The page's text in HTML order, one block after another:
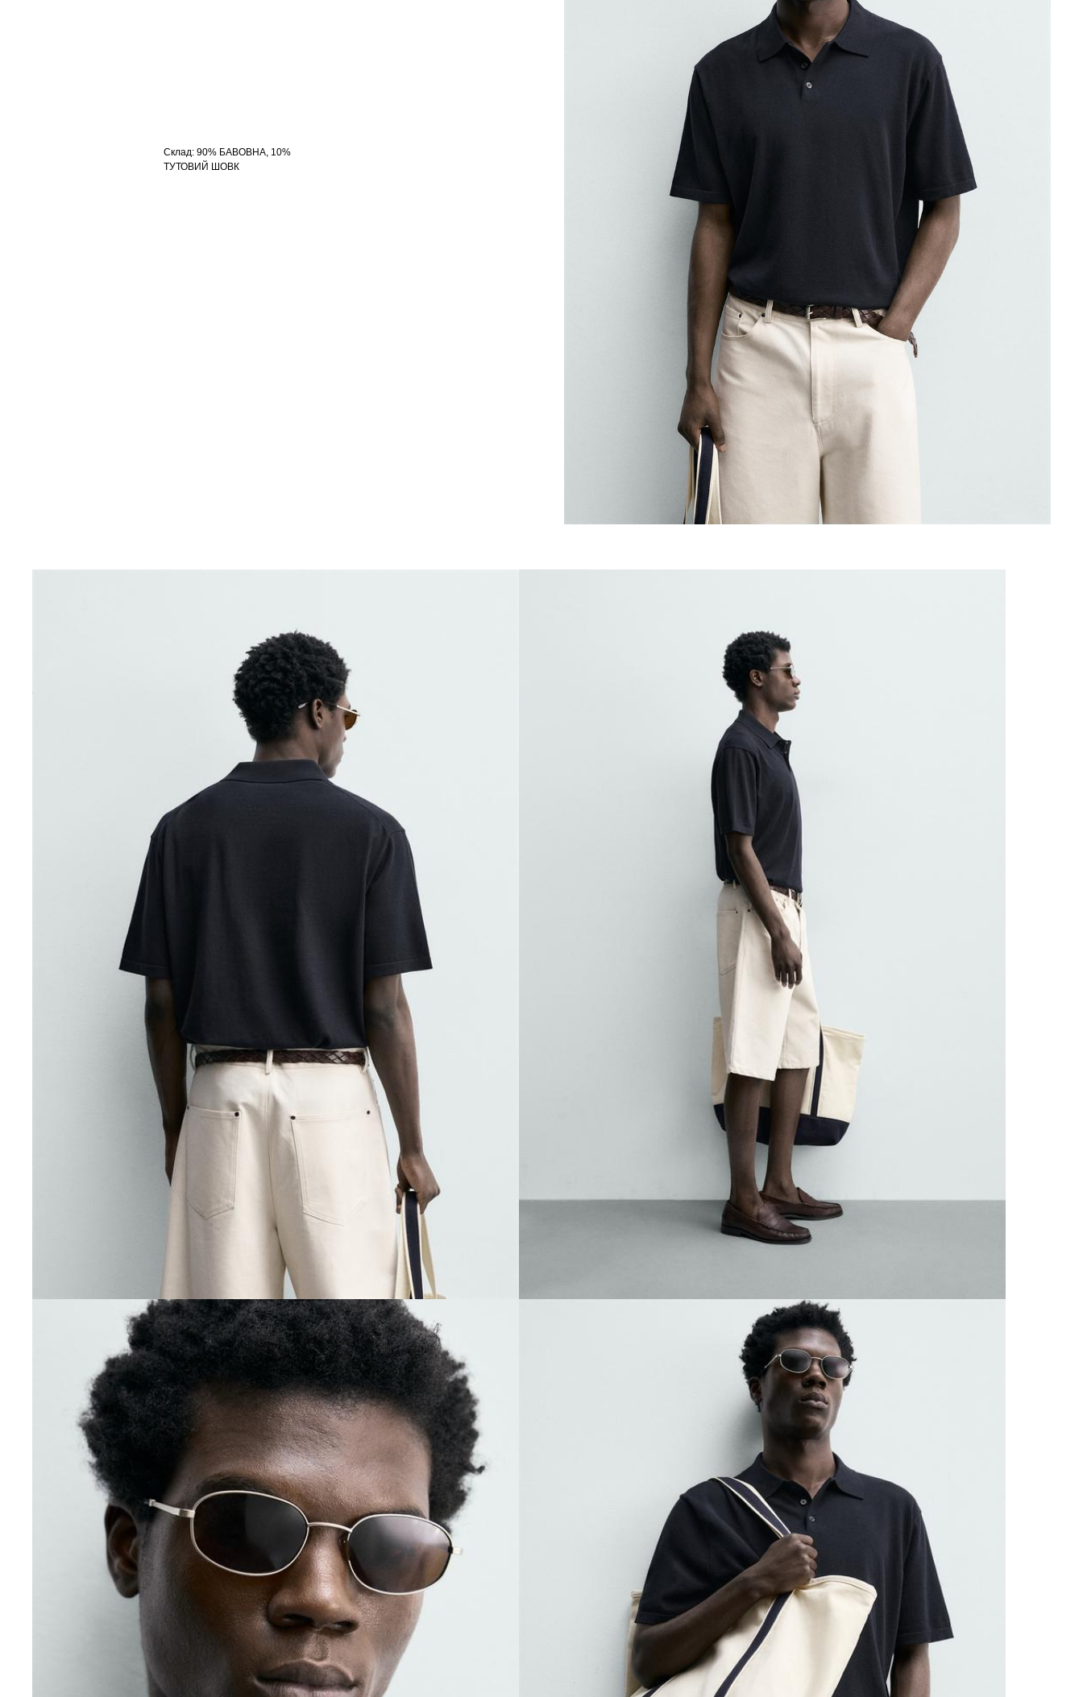
Склад: 90% БАВОВНА, 10%
ТУТОВИЙ ШОВК